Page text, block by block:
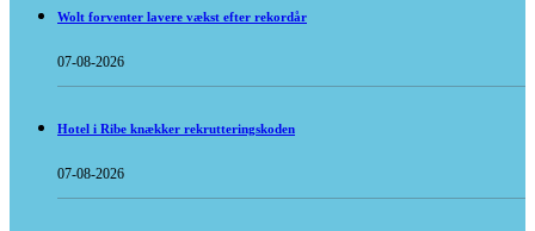
Wolt forventer lavere vækst efter rekordår
07-08-2026
Hotel i Ribe knækker rekrutteringskoden
07-08-2026